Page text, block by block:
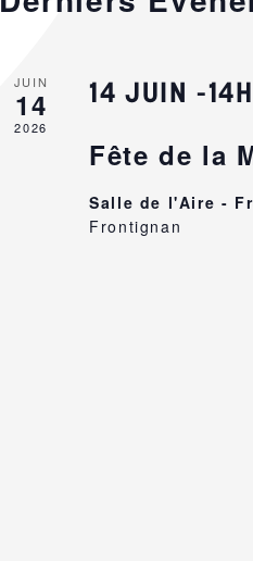
JUIN
14
2026
14 JUIN -
Fête de la
Salle de l'Aire -
Frontignan